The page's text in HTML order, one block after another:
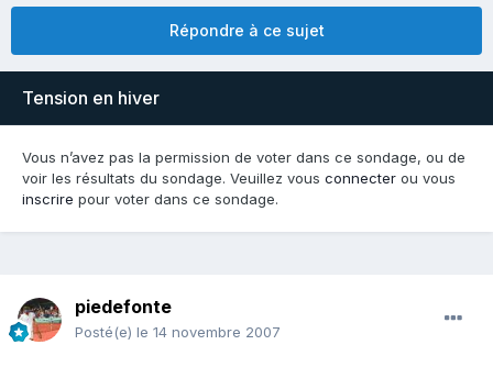
Répondre à ce sujet
Tension en hiver
Vous n’avez pas la permission de voter dans ce sondage, ou de
voir les résultats du sondage. Veuillez vous connecter ou vous
inscrire pour voter dans ce sondage.
piedefonte
Posté(e) le 14 novembre 2007